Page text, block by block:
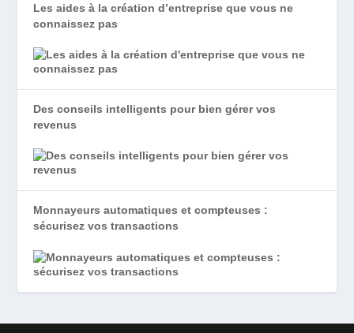
Les aides à la création d’entreprise que vous ne
connaissez pas
Des conseils intelligents pour bien gérer vos
revenus
Monnayeurs automatiques et compteuses :
sécurisez vos transactions